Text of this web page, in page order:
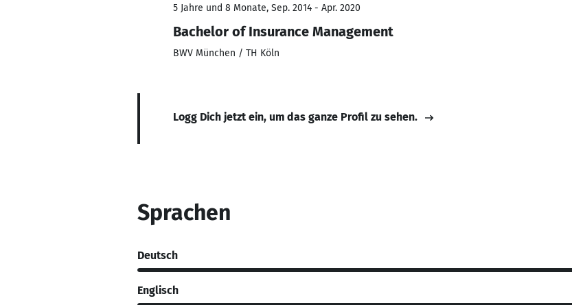
5 Jahre und 8 Monate, Sep. 2014 - Apr. 2020
Bachelor of Insurance Management
BWV München / TH Köln
Logg Dich jetzt ein, um das ganze Profil zu sehen.
Sprachen
Deutsch
Englisch